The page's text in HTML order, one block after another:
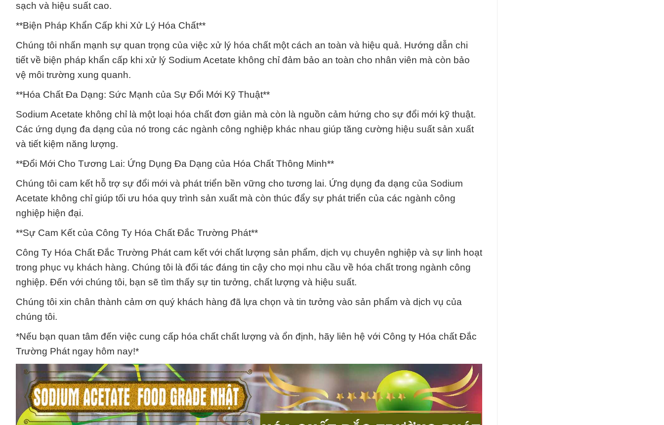
sạch và hiệu suất cao.
**Biện Pháp Khẩn Cấp khi Xử Lý Hóa Chất**
Chúng tôi nhấn mạnh sự quan trọng của việc xử lý hóa chất một cách an toàn và hiệu quả. Hướng dẫn chi
tiết về biện pháp khẩn cấp khi xử lý Sodium Acetate không chỉ đảm bảo an toàn cho nhân viên mà còn bảo
vệ môi trường xung quanh.
**Hóa Chất Đa Dạng: Sức Mạnh của Sự Đổi Mới Kỹ Thuật**
Sodium Acetate không chỉ là một loại hóa chất đơn giản mà còn là nguồn cảm hứng cho sự đổi mới kỹ thuật.
Các ứng dụng đa dạng của nó trong các ngành công nghiệp khác nhau giúp tăng cường hiệu suất sản xuất
và tiết kiệm năng lượng.
**Đổi Mới Cho Tương Lai: Ứng Dụng Đa Dạng của Hóa Chất Thông Minh**
Chúng tôi cam kết hỗ trợ sự đổi mới và phát triển bền vững cho tương lai. Ứng dụng đa dạng của Sodium
Acetate không chỉ giúp tối ưu hóa quy trình sản xuất mà còn thúc đẩy sự phát triển của các ngành công
nghiệp hiện đại.
**Sự Cam Kết của Công Ty Hóa Chất Đắc Trường Phát**
Công Ty Hóa Chất Đắc Trường Phát cam kết với chất lượng sản phẩm, dịch vụ chuyên nghiệp và sự linh hoạt
trong phục vụ khách hàng. Chúng tôi là đối tác đáng tin cậy cho mọi nhu cầu về hóa chất trong ngành công
nghiệp. Đến với chúng tôi, bạn sẽ tìm thấy sự tin tưởng, chất lượng và hiệu suất.
Chúng tôi xin chân thành cảm ơn quý khách hàng đã lựa chọn và tin tưởng vào sản phẩm và dịch vụ của
chúng tôi.
*Nếu bạn quan tâm đến việc cung cấp hóa chất chất lượng và ổn định, hãy liên hệ với Công ty Hóa chất Đắc
Trường Phát ngay hôm nay!*